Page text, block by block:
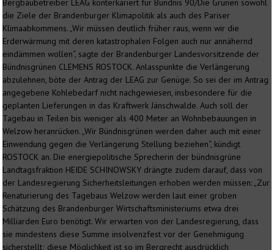
Bergbaubetreiber LEAG konterkariert für Bündnis 90/Die Grünen sowohl
die Ziele der Brandenburger Klimapolitik als auch des Pariser
Klimaabkommens. „Wir müssen deutlich früher raus, wenn wir die
Erderwärmung mit deren katastrophalen Folgen auch nur annähernd
eindämmen wollen“, sagte der Brandenburger Landesvorsitzende der
Bündnisgrünen CLEMENS ROSTOCK. Anlasspunkte die Verlängerung
abzulehnen, böte der Antrag der LEAG zur Genüge. So sei der im Antrag
angegebene Kohlebedarf nicht nachgewiesen, insbesondere für die
geplanten Lieferungen in das Kraftwerk Jänschwalde. Auch soll der
Tagebau in Teilen bis weniger als 400 Meter an Wohnbebauungen in
Welzow heranrücken. „Wir Bündnisgrünen werden daher auch mit einer
Einwendung gegen die Verlängerung Stellung beziehen“, kündigt
ROSTOCK an. Die energiepolitische Sprecherin der bündnisgrüne
Landtagsfraktion HEIDE SCHINOWSKY drängte zudem darauf, dass von
der Landesregierung Sicherheitsleitungen erhoben werden müssen: „Zur
Renaturierung des Tagebaus Welzow werden laut einer groben
Schätzung des Brandenburger Wirtschaftsministeriums etwa drei
Milliarden Euro benötigt. Wir erwarten von der Landesregierung, dass
sie mindestens diese Summe insolvenzfest vor der Genehmigung
sicherstellt; diese Möglichkeit ist so im Bergrecht ausdrücklich